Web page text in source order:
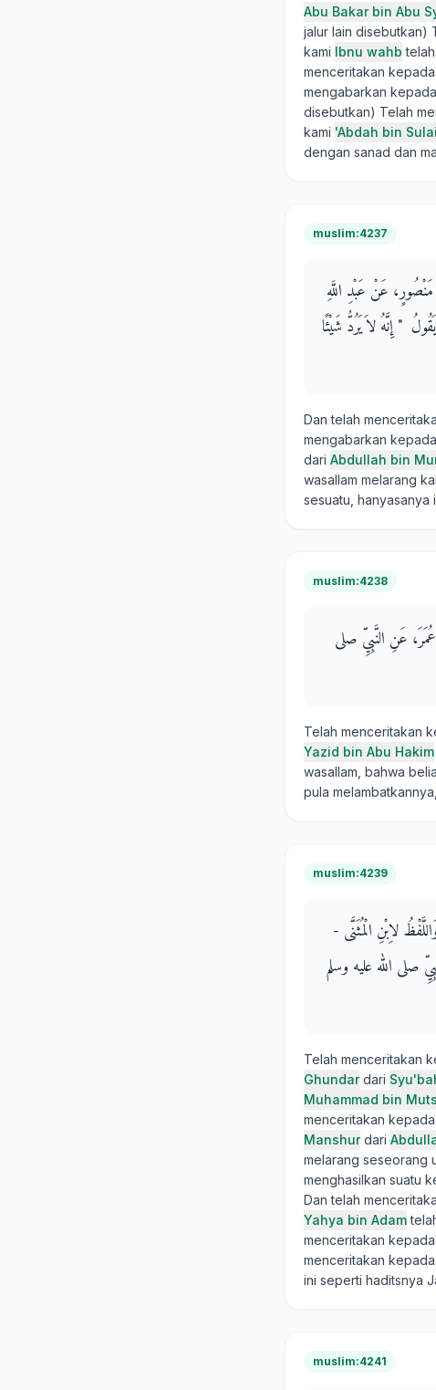
Abu Bakar bin Abu
jalur lain disebutkan)
kami Ibnu wahb
menceritakan kepada
mengabarkan
disebutkan) Telah
kami 'Abdah bin
dengan sanad dan
muslim:4237
عَنْ عَبْدِ اللَّهِ
"‏ إِنَّهُ لاَ يَرُدُّ شَيْئًا
Dan telah
mengabarkan
dari Abdullah bin
wasallam melarang
sesuatu, hanyasanya
muslim:4238
عَنِ النَّبِيِّ صلى
Telah menceritakan
Yazid bin Abu Hakim
wasallam, bahwa
pula
muslim:4239
لاِبْنِ الْمُثَنَّى -
الله عليه وسلم
Telah menceritakan
Ghundardari
Muhammad bin
menceritakan kepada
Manshurdari
melarang seseorang
menghasilkan suatu
Dan telah
Yahya bin Adam
menceritakan kepada
menceritakan kepada
ini seperti haditsnya
muslim:4241